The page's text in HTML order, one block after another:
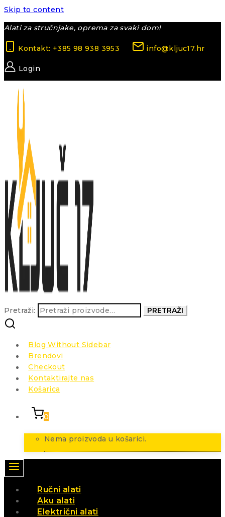
Skip to content
Alati za stručnjake, oprema za svaki dom!
Kontakt: +385 98 938 3953 info@kljuc17.hr
Login
Pretraži: PRETRAŽI
Blog Without Sidebar
Brendovi
Checkout
Kontaktirajte nas
Košarica
0
Nema proizvoda u košarici.
Ručni alati
Aku alati
Električni alati